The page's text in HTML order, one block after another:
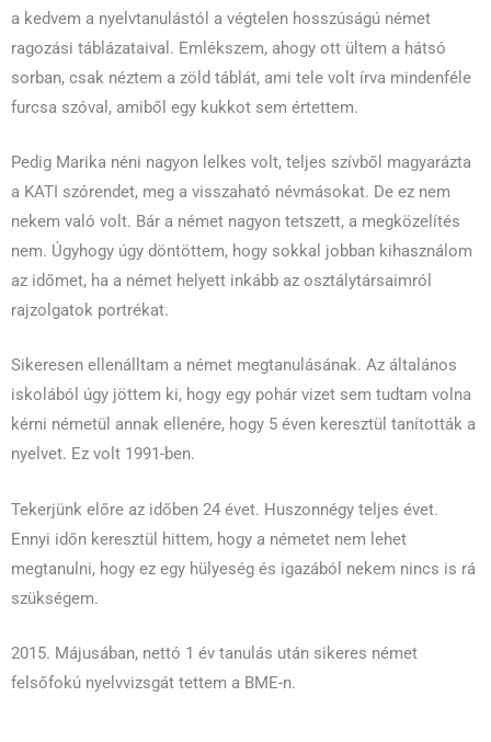
a kedvem a nyelvtanulástól a végtelen hosszúságú német
ragozási táblázataival. Emlékszem, ahogy ott ültem a hátsó
sorban, csak néztem a zöld táblát, ami tele volt írva mindenféle
furcsa szóval, amiből egy kukkot sem értettem.
Pedig Marika néni nagyon lelkes volt, teljes szívből magyarázta
a KATI szórendet, meg a visszaható névmásokat. De ez nem
nekem való volt. Bár a német nagyon tetszett, a megközelítés
nem. Úgyhogy úgy döntöttem, hogy sokkal jobban kihasználom
az időmet, ha a német helyett inkább az osztálytársaimról
rajzolgatok portrékat.
Sikeresen ellenálltam a német megtanulásának. Az általános
iskolából úgy jöttem ki, hogy egy pohár vizet sem tudtam volna
kérni németül annak ellenére, hogy 5 éven keresztül tanították a
nyelvet. Ez volt 1991-ben.
Tekerjünk előre az időben 24 évet. Huszonnégy teljes évet.
Ennyi időn keresztül hittem, hogy a németet nem lehet
megtanulni, hogy ez egy hülyeség és igazából nekem nincs is rá
szükségem.
2015. Májusában, nettó 1 év tanulás után sikeres német
felsőfokú nyelvvizsgát tettem a BME-n.